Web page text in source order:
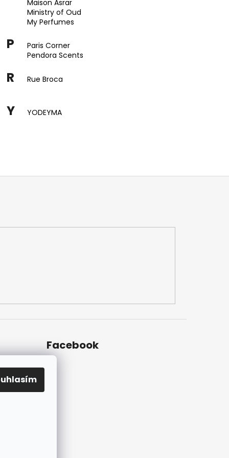
Maison Asrar
Ministry of Oud
My Perfumes
P
Paris Corner
Pendora Scents
R Rue Broca
Y YODEYMA
Facebook